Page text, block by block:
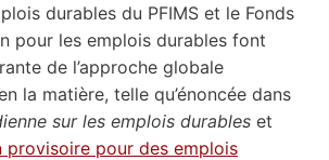
durables du PFIMS et le Fonds
pour les emplois durables font
de l’approche globale
la matière, telle qu’énoncée dans
sur les emplois durables et
provisoire pour des emplois